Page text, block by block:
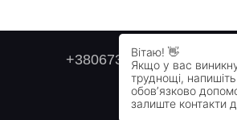
+380673179749
Контактна